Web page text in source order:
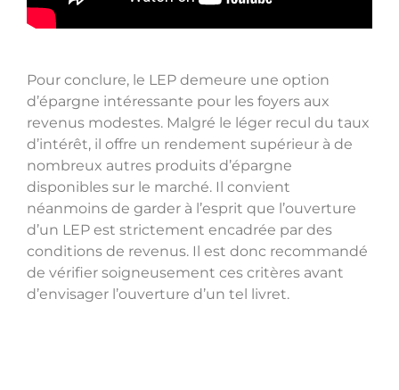
Pour conclure, le LEP demeure une option
d’épargne intéressante pour les foyers aux
revenus modestes. Malgré le léger recul du taux
d’intérêt, il offre un rendement supérieur à de
nombreux autres produits d’épargne
disponibles sur le marché. Il convient
néanmoins de garder à l’esprit que l’ouverture
d’un LEP est strictement encadrée par des
conditions de revenus. Il est donc recommandé
de vérifier soigneusement ces critères avant
d’envisager l’ouverture d’un tel livret.